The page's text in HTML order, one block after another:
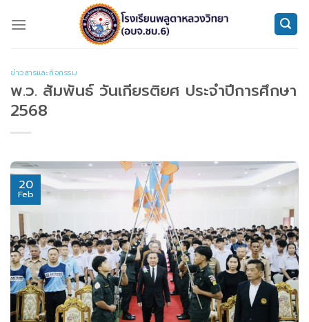
ข่าวสารและกิจกรรม
พ.ว. สัมพันธ์ วันเกียรติยศ ประจำปีการศึกษา
2568
20
Feb